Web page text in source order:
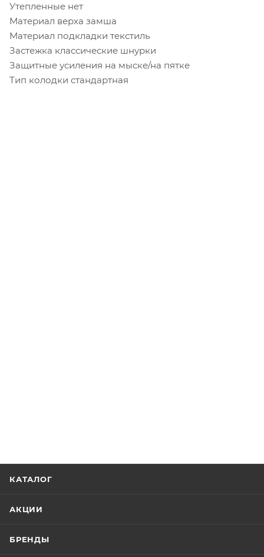
Утепленные нет
Материал верха замша
Материал подкладки текстиль
Застежка классические шнурки
Защитные усиления на мыске/на пятке
Тип колодки стандартная
КАТАЛОГ
АКЦИИ
БРЕНДЫ